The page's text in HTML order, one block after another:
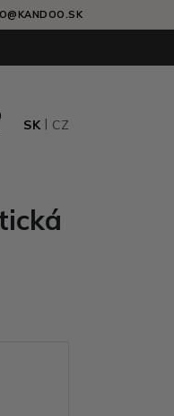
SK CZ